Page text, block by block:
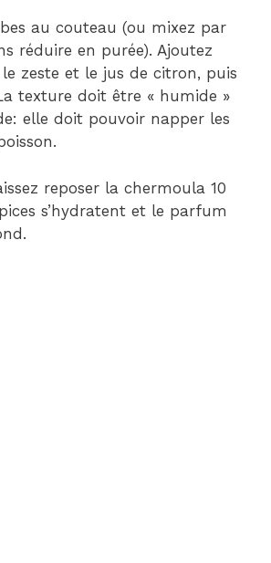
au couteau (ou mixez par
réduire en purée). Ajoutez
le zeste et le jus de citron, puis
texture doit être « humide »
elle doit pouvoir napper les
reposer la chermoula 10
s’hydratent et le parfum